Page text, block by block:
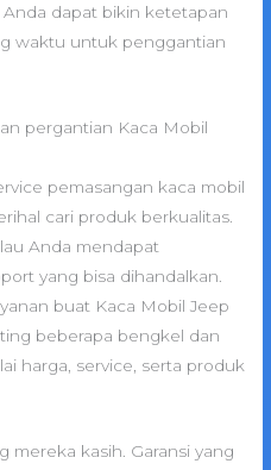
dapat bikin ketetapan
waktu untuk penggantian
pergantian Kaca Mobil
pemasangan kaca mobil
cari produk berkualitas.
Anda mendapat
yang bisa dihandalkan.
buat Kaca Mobil Jeep
beberapa bengkel dan
harga, service, serta produk
mereka kasih. Garansi yang